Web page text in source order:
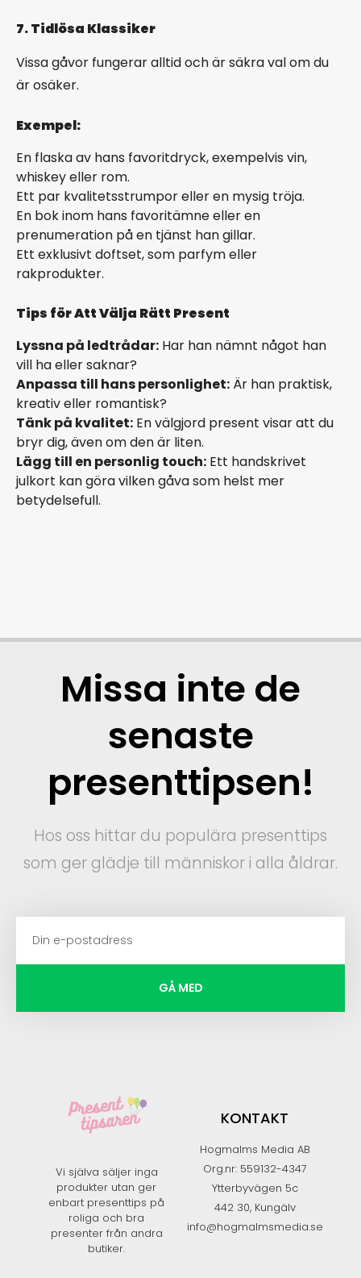
7. Tidlösa Klassiker
Vissa gåvor fungerar alltid och är säkra val om du
är osäker.
Exempel:
En flaska av hans favoritdryck, exempelvis vin,
whiskey eller rom.
Ett par kvalitetsstrumpor eller en mysig tröja.
En bok inom hans favoritämne eller en
prenumeration på en tjänst han gillar.
Ett exklusivt doftset, som parfym eller
rakprodukter.
Tips för Att Välja Rätt Present
Lyssna på ledtrådar: Har han nämnt något han
vill ha eller saknar?
Anpassa till hans personlighet: Är han praktisk,
kreativ eller romantisk?
Tänk på kvalitet: En välgjord present visar att du
bryr dig, även om den är liten.
Lägg till en personlig touch: Ett handskrivet
julkort kan göra vilken gåva som helst mer
betydelsefull.
Missa inte de
senaste
presenttipsen!
Hos oss hittar du populära presenttips
som ger glädje till människor i alla åldrar.
GÅ MED
Vi själva säljer inga
produkter utan ger
enbart presenttips på
roliga och bra
presenter från andra
butiker.​
KONTAKT
Hogmalms Media AB
Org.nr: 559132-4347
Ytterbyvägen 5c
442 30, Kungälv
info@hogmalmsmedia.se